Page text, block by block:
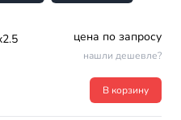
цена по запросу
нашли дешевле?
В корзину